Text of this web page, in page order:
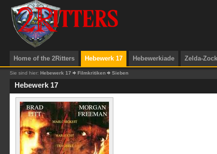
Home of the 2Ritters Hebewerk 17 Hebewerkiade Zelda-
Sie sind hier: Hebewerk 17 Filmkritiken Sieben
Hebewerk 17